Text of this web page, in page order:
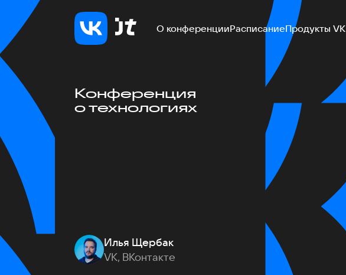
О конференцииРасписаниеПродукты VK
Конференция
о технологиях
Илья Щербак
VK, ВКонтакте